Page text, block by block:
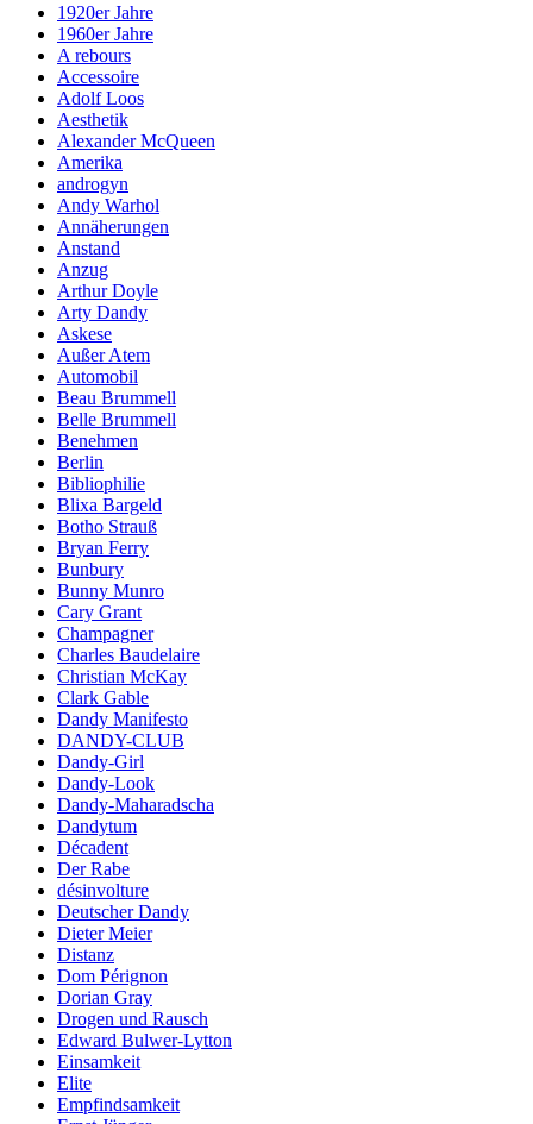
1920er Jahre
1960er Jahre
A rebours
Accessoire
Adolf Loos
Aesthetik
Alexander McQueen
Amerika
androgyn
Andy Warhol
Annäherungen
Anstand
Anzug
Arthur Doyle
Arty Dandy
Askese
Außer Atem
Automobil
Beau Brummell
Belle Brummell
Benehmen
Berlin
Bibliophilie
Blixa Bargeld
Botho Strauß
Bryan Ferry
Bunbury
Bunny Munro
Cary Grant
Champagner
Charles Baudelaire
Christian McKay
Clark Gable
Dandy Manifesto
DANDY-CLUB
Dandy-Girl
Dandy-Look
Dandy-Maharadscha
Dandytum
Décadent
Der Rabe
désinvolture
Deutscher Dandy
Dieter Meier
Distanz
Dom Pérignon
Dorian Gray
Drogen und Rausch
Edward Bulwer-Lytton
Einsamkeit
Elite
Empfindsamkeit